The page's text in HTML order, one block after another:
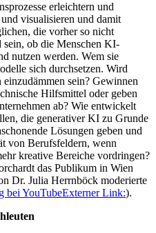
erleichtern und
visualisieren und damit
die vorher so nicht
ob die Menschen KI-
nutzen werden. Wem sie
sich durchsetzen. Wird
sein? Gewinnen
Hilfsmittel oder geben
ab? Wie entwickelt
die generativer KI zu Grunde
Lösungen geben und
von Berufsfeldern, wenn
kreative Bereiche vordringen?
das Publikum in Wien
Dr. Julia Herrnböck moderierte
bei YouTubeExterner Link:).